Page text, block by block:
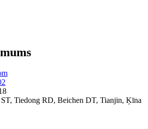
Tiedong RD, Beichen DT, Tianjin, Ķīna